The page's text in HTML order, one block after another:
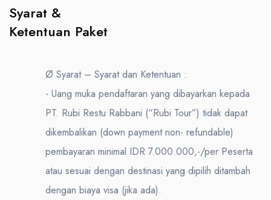
Syarat &
Ketentuan Paket
Ø Syarat – Syarat dan Ketentuan :
- Uang muka pendaftaran yang dibayarkan kepada
PT. Rubi Restu Rabbani (“Rubi Tour”) tidak dapat
dikembalikan (down payment non- refundable)
pembayaran minimal IDR 7.000.000,-/per Peserta
atau sesuai dengan destinasi yang dipilih ditambah
dengan biaya visa (jika ada).